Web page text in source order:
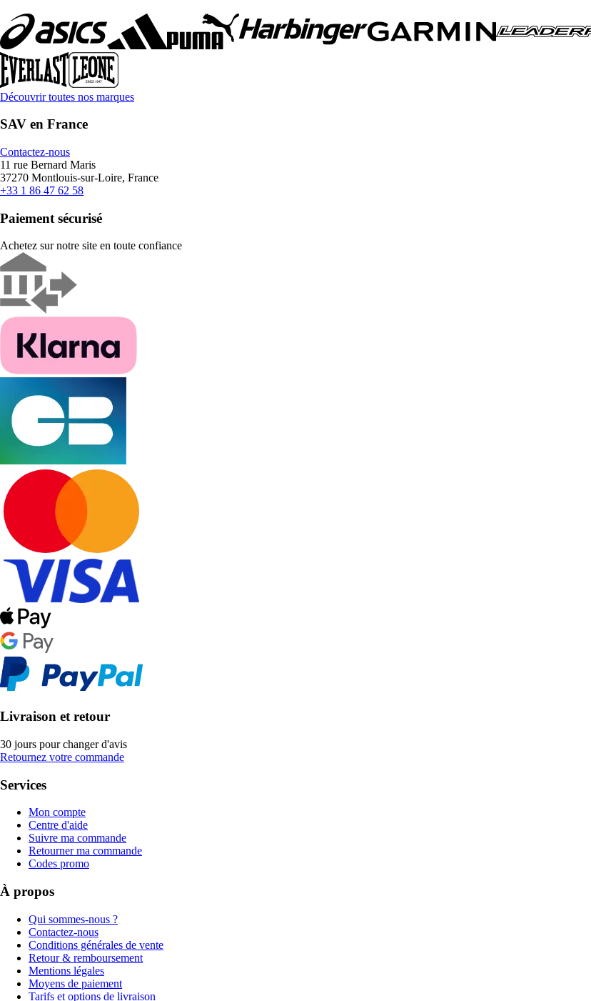
Découvrir toutes nos marques
SAV en France
Contactez-nous
11 rue Bernard Maris
37270 Montlouis-sur-Loire, France
+33 1 86 47 62 58
Paiement sécurisé
Achetez sur notre site en toute confiance
Livraison et retour
30 jours pour changer d'avis
Retournez votre commande
Services
Mon compte
Centre d'aide
Suivre ma commande
Retourner ma commande
Codes promo
À propos
Qui sommes-nous ?
Contactez-nous
Conditions générales de vente
Retour & remboursement
Mentions légales
Moyens de paiement
Tarifs et options de livraison